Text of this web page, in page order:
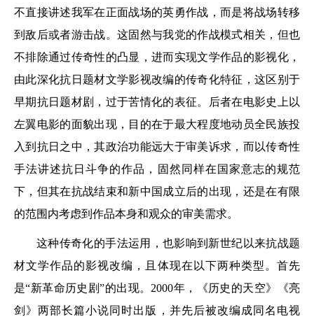
不直接讲述我军在正面战场的英勇作战，而是将战场转移
到敌后或者游击战。这固然与我党的作战模式相关，但也
不排除通过传奇性的凸显，进而实现文学作品的影视化，
由此深化抗日题材文学影视改编的传奇化特征，这区别于
早期抗日题材剧，过于苦情化的表征。后者在电影史上以
左翼电影的面貌出现，目的在于最大程度地动员全民族投
入到抗日之中，其政治功能远大于审美诉求，而以传奇性
手法讲述抗日斗争的作品，固然同样在国家意志的规范
下，但其在抗战结束和新中国成立后的出现，还是在有限
的范围内考虑到作品本身和观众的审美需求。
这种传奇化的手法运用，也影响到新世纪以来抗战题
材文学作品的影视改编，且体现在以下两种类型。首先
是“新革命历史剧”的出现。2000年，《历史的天空》《亮
剑》两部长篇小说同时出版，并先后被改编成同名电视